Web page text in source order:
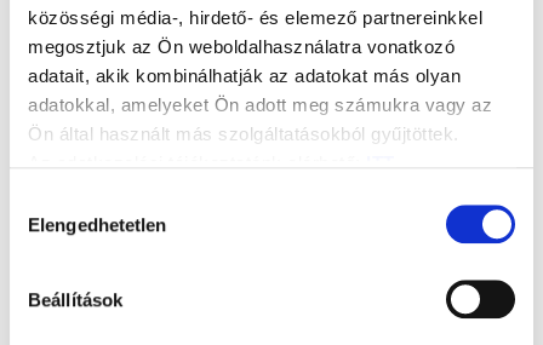
közösségi média-, hirdető- és elemező partnereinkkel
megosztjuk az Ön weboldalhasználatra vonatkozó
adatait, akik kombinálhatják az adatokat más olyan
adatokkal, amelyeket Ön adott meg számukra vagy az
Ön által használt más szolgáltatásokból gyűjtöttek.
kiválasztása
Elengedhetetlen
Beállítások
SEND